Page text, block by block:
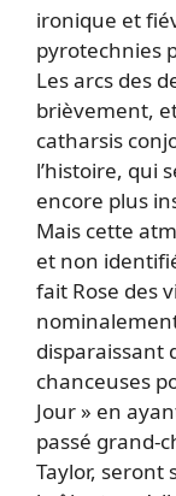
ironique et
pyrotechnies
Les arcs des
brièvement,
catharsis
l’histoire, qui
encore plus
Mais cette
et non
fait Rose des
disparaissant
chanceuses
Jour » en
passé grand-
Taylor, seront